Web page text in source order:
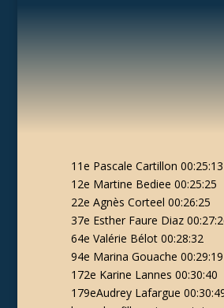
11e Pascale Cartillon 00:25:13
12e Martine Bediee 00:25:25
22e Agnès Corteel 00:26:25
37e Esther Faure Diaz
64e Valérie Bélot 00:28:32
94e Marina Gouache 00:29:19
172e Karine Lannes 00:30:40
179eAudrey Lafargue